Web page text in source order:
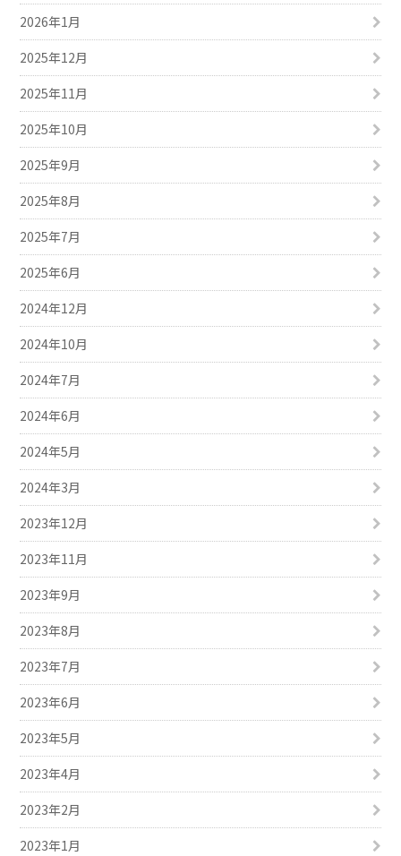
2026年1月
2025年12月
2025年11月
2025年10月
2025年9月
2025年8月
2025年7月
2025年6月
2024年12月
2024年10月
2024年7月
2024年6月
2024年5月
2024年3月
2023年12月
2023年11月
2023年9月
2023年8月
2023年7月
2023年6月
2023年5月
2023年4月
2023年2月
2023年1月